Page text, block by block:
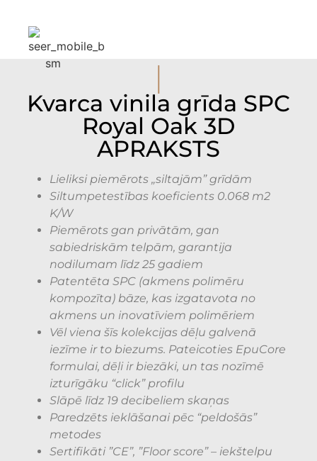
I
Kvarca vinila grīda SPC
Royal Oak 3D
APRAKSTS
Lieliksi piemērots „siltajām” grīdām
Siltumpetestības koeficients 0.068 m2
K/W
Piemērots gan privātām, gan
sabiedriskām telpām, garantija
nodilumam līdz 25 gadiem
Patentēta SPC (akmens polimēru
kompozīta) bāze, kas izgatavota no
akmens un inovatīviem polimēriem
Vēl viena šīs kolekcijas dēļu galvenā
iezīme ir to biezums. Pateicoties EpuCore
formulai, dēļi ir biezāki, un tas nozīmē
izturīgāku “click” profilu
Slāpē līdz 19 decibeliem skaņas
Paredzēts ieklāšanai pēc “peldošās”
metodes
Sertifikāti ”CE”, ”Floor score” – iekštelpu